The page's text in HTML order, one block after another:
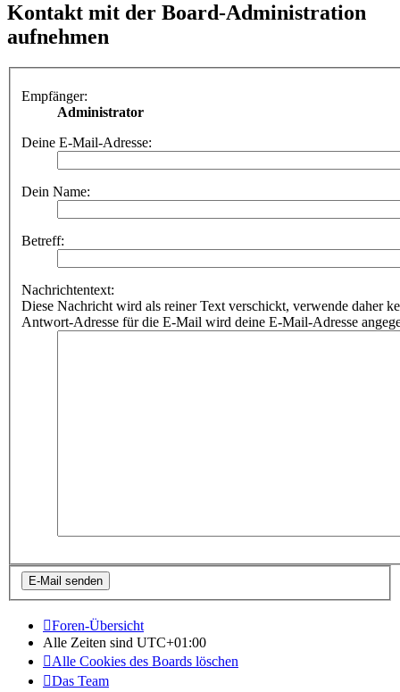
Kontakt mit der Board-Administration
aufnehmen
Empfänger:
Administrator
Deine E-Mail-Adresse:
Dein Name:
Betreff:
Nachrichtentext:
Diese Nachricht wird als reiner Text verschickt, verwende daher
Antwort-Adresse für die E-Mail wird deine E-Mail-Adresse
Foren-Übersicht
Alle Zeiten sind UTC+01:00
Alle Cookies des Boards löschen
Das Team